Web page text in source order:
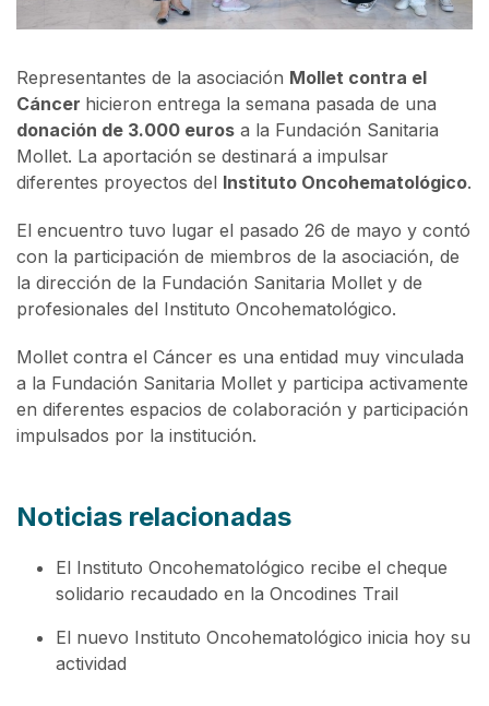
Representantes de la asociación Mollet contra el
Cáncer hicieron entrega la semana pasada de una
donación de 3.000 euros a la Fundación Sanitaria
Mollet. La aportación se destinará a impulsar
diferentes proyectos del Instituto Oncohematológico.
El encuentro tuvo lugar el pasado 26 de mayo y contó
con la participación de miembros de la asociación, de
la dirección de la Fundación Sanitaria Mollet y de
profesionales del Instituto Oncohematológico.
Mollet contra el Cáncer es una entidad muy vinculada
a la Fundación Sanitaria Mollet y participa activamente
en diferentes espacios de colaboración y participación
impulsados por la institución.
Noticias relacionadas
El Instituto Oncohematológico recibe el cheque
solidario recaudado en la Oncodines Trail
El nuevo Instituto Oncohematológico inicia hoy su
actividad